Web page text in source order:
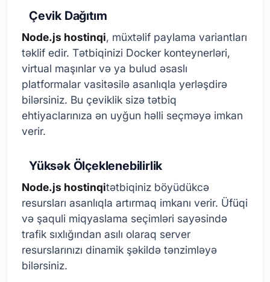
Çevik Dağıtım
Node.js hostinqi, müxtəlif paylama variantları
təklif edir. Tətbiqinizi Docker konteynerləri,
virtual maşınlar və ya bulud əsaslı
platformalar vasitəsilə asanlıqla yerləşdirə
bilərsiniz. Bu çeviklik sizə tətbiq
ehtiyaclarınıza ən uyğun həlli seçməyə imkan
verir.
Yüksək Ölçeklenebilirlik
Node.js hostinqitətbiqiniz böyüdükcə
resursları asanlıqla artırmaq imkanı verir. Üfüqi
və şaquli miqyaslama seçimləri sayəsində
trafik sıxlığından asılı olaraq server
resurslarınızı dinamik şəkildə tənzimləyə
bilərsiniz.